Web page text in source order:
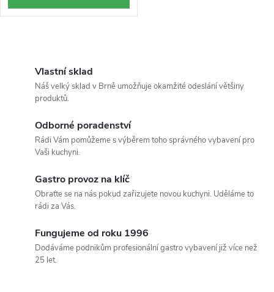
t
Vlastní sklad
Náš velký sklad v Brně umožňuje okamžité odeslání většiny
produktů.
Odborné poradenství
Rádi Vám pomůžeme s výběrem toho správného vybavení pro
Vaši kuchyni.
Gastro provoz na klíč
Obraťte se na nás pokud zařizujete novou kuchyni. Uděláme to
rádi za Vás.
Fungujeme od roku 1996
Dodáváme podnikům profesionální gastro vybavení již více než
25 let.